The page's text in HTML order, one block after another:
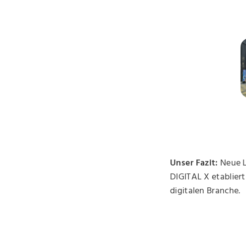
Unser Fazit: Neue
DIGITAL X
digitalen Branche.